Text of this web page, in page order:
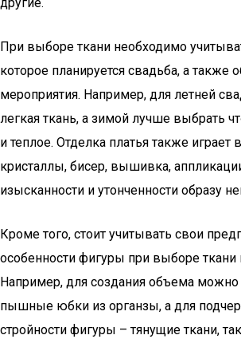
При выборе ткани необходимо
которое планируется свадьба, а также
мероприятия. Например, для летней
легкая ткань, а зимой лучше выбрать
и теплое. Отделка платья также
кристаллы, бисер, вышивка,
изысканности и утонченности образу
Кроме того, стоит учитывать свои
особенности фигуры при выборе ткани
Например, для создания объема можно
пышные юбки из органзы, а для
стройности фигуры – тянущие ткани,